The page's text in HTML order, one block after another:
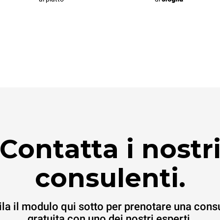
Contatta i nostri
consulenti.
il modulo qui sotto per prenotare una